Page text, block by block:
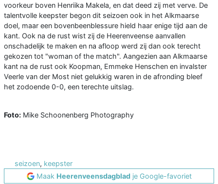
voorkeur boven Henriika Makela, en dat deed zij met verve. De
talentvolle keepster begon dit seizoen ook in het Alkmaarse
doel, maar een bovenbeenblessure hield haar enige tijd aan de
kant. Ook na de rust wist zij de Heerenveense aanvallen
onschadelijk te maken en na afloop werd zij dan ook terecht
gekozen tot "woman of the match". Aangezien aan Alkmaarse
kant na de rust ook Koopman, Emmeke Henschen en invalster
Veerle van der Most niet gelukkig waren in de afronding bleef
het zodoende 0-0, een terechte uitslag.
Foto: Mike Schoonenberg Photography
seizoen, keepster
Maak Heerenveensdagbladje Google-favoriet